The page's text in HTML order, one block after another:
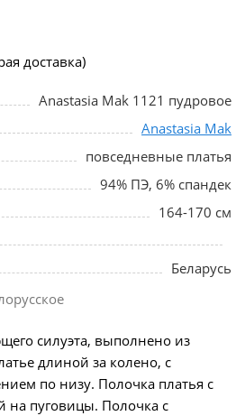
доставка)
Anastasia Mak 1121 пудровое
Anastasia Mak
повседневные платья
94% ПЭ, 6% спандек
164-170 см
Беларусь
силуэта, выполнено из
длиной за колено, с
по низу. Полочка платья с
на пуговицы. Полочка с